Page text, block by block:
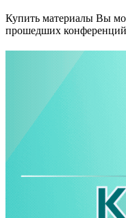
Купить материалы Вы
прошедших конференций